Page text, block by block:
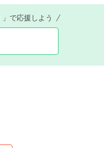
で応援しよう